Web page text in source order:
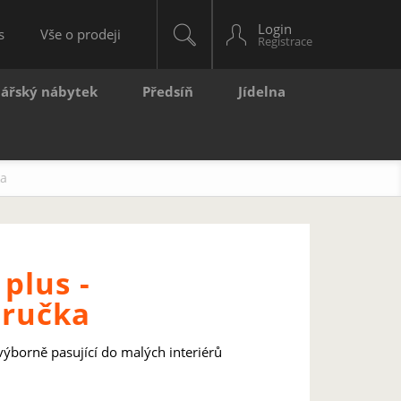
Login
Vše o prodeji
nábytek Předsíň Jídelna
-
pasující do malých interiérů